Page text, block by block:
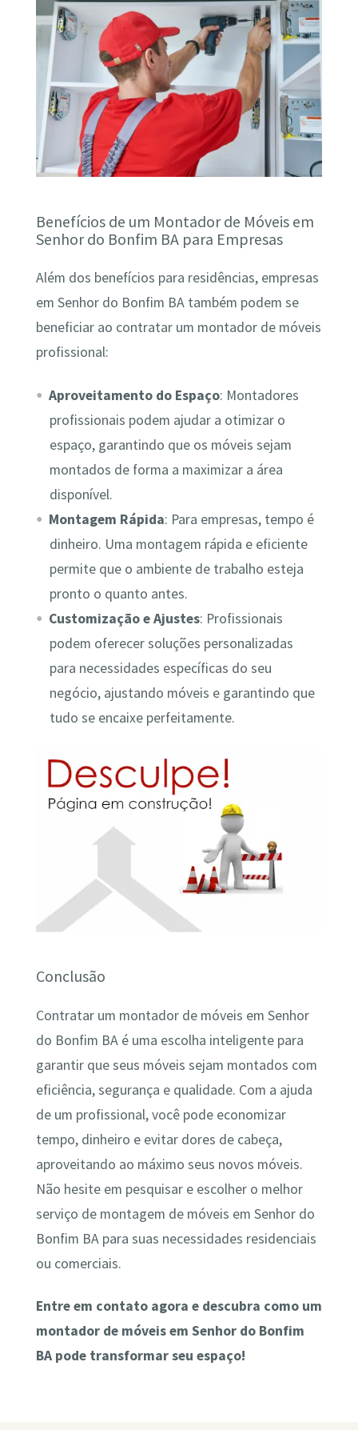
Benefícios de um Montador de Móveis em
Senhor do Bonfim BA para Empresas
Além dos benefícios para residências, empresas
em Senhor do Bonfim BA também podem se
beneficiar ao contratar um montador de móveis
profissional:
Aproveitamento do Espaço: Montadores
profissionais podem ajudar a otimizar o
espaço, garantindo que os móveis sejam
montados de forma a maximizar a área
disponível.
Montagem Rápida: Para empresas, tempo é
dinheiro. Uma montagem rápida e eficiente
permite que o ambiente de trabalho esteja
pronto o quanto antes.
Customização e Ajustes: Profissionais
podem oferecer soluções personalizadas
para necessidades específicas do seu
negócio, ajustando móveis e garantindo que
tudo se encaixe perfeitamente.
Conclusão
Contratar um montador de móveis em Senhor
do Bonfim BA é uma escolha inteligente para
garantir que seus móveis sejam montados com
eficiência, segurança e qualidade. Com a ajuda
de um profissional, você pode economizar
tempo, dinheiro e evitar dores de cabeça,
aproveitando ao máximo seus novos móveis.
Não hesite em pesquisar e escolher o melhor
serviço de montagem de móveis em Senhor do
Bonfim BA para suas necessidades residenciais
ou comerciais.
Entre em contato agora e descubra como um
montador de móveis em Senhor do Bonfim
BA pode transformar seu espaço!